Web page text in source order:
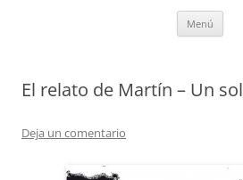
Menú
El relato de Martín – Un
Deja un comentario